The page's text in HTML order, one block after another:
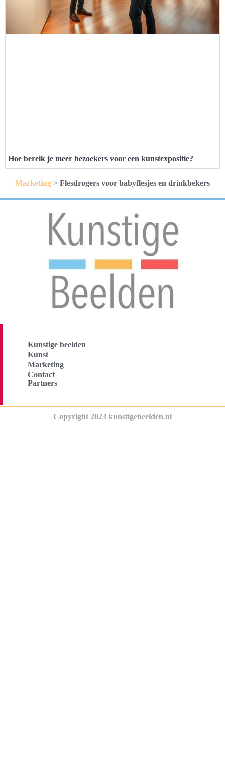
Hoe bereik je meer bezoekers voor een kunstexpositie?
Marketing > Flesdrogers voor babyflesjes en drinkbekers
Kunstige beelden
Kunst
Marketing
Contact
Partners
Copyright 2023 kunstigebeelden.nl